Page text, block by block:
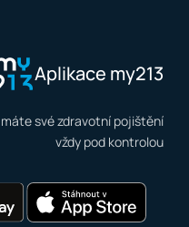
Aplikace my213
své zdravotní pojištění
vždy pod kontrolou